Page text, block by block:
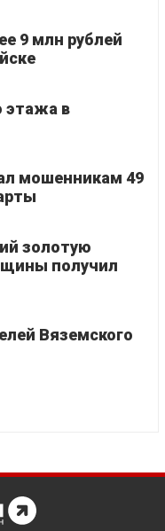
9 млн рублей
этажа в
мошенникам 49
золотую
получил
Вяземского